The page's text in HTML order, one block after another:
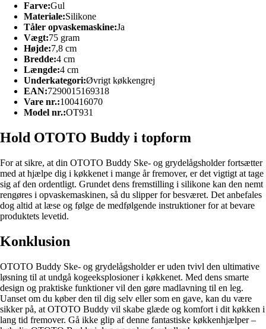
Farve:Gul
Materiale:Silikone
Tåler opvaskemaskine:Ja
Vægt:75 gram
Højde:7,8 cm
Bredde:4 cm
Længde:4 cm
Underkategori:Øvrigt køkkengrej
EAN:7290015169318
Vare nr.:100416070
Model nr.:OT931
Hold OTOTO Buddy i topform
For at sikre, at din OTOTO Buddy Ske- og grydelågsholder fortsætter
med at hjælpe dig i køkkenet i mange år fremover, er det vigtigt at tage
sig af den ordentligt. Grundet dens fremstilling i silikone kan den nemt
rengøres i opvaskemaskinen, så du slipper for besværet. Det anbefales
dog altid at læse og følge de medfølgende instruktioner for at bevare
produktets levetid.
Konklusion
OTOTO Buddy Ske- og grydelågsholder er uden tvivl den ultimative
løsning til at undgå kogeeksplosioner i køkkenet. Med dens smarte
design og praktiske funktioner vil den gøre madlavning til en leg.
Uanset om du køber den til dig selv eller som en gave, kan du være
sikker på, at OTOTO Buddy vil skabe glæde og komfort i dit køkken i
lang tid fremover. Gå ikke glip af denne fantastiske køkkenhjælper –